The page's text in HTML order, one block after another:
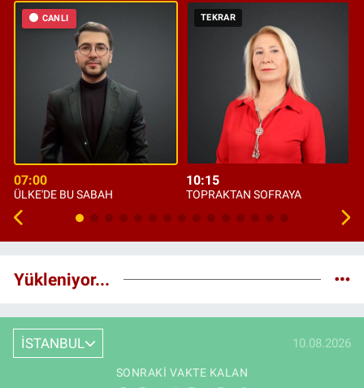
CANLI
07:00
ÜLKE'DE BU SABAH
TEKRAR
10:15
TOPRAKTAN SOFRAYA
Yükleniyor...
İSTANBUL 10.08.2026
SONRAKI VAKTE KALAN